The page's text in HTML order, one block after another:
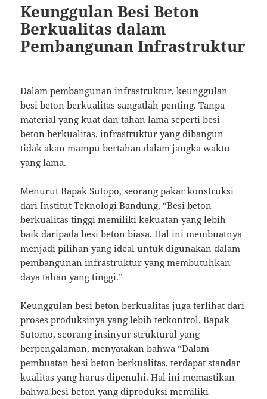
Keunggulan Besi Beton
Berkualitas dalam
Pembangunan Infrastruktur
Dalam pembangunan infrastruktur, keunggulan
besi beton berkualitas sangatlah penting. Tanpa
material yang kuat dan tahan lama seperti besi
beton berkualitas, infrastruktur yang dibangun
tidak akan mampu bertahan dalam jangka waktu
yang lama.
Menurut Bapak Sutopo, seorang pakar konstruksi
dari Institut Teknologi Bandung, “Besi beton
berkualitas tinggi memiliki kekuatan yang lebih
baik daripada besi beton biasa. Hal ini membuatnya
menjadi pilihan yang ideal untuk digunakan dalam
pembangunan infrastruktur yang membutuhkan
daya tahan yang tinggi.”
Keunggulan besi beton berkualitas juga terlihat dari
proses produksinya yang lebih terkontrol. Bapak
Sutomo, seorang insinyur struktural yang
berpengalaman, menyatakan bahwa “Dalam
pembuatan besi beton berkualitas, terdapat standar
kualitas yang harus dipenuhi. Hal ini memastikan
bahwa besi beton yang diproduksi memiliki